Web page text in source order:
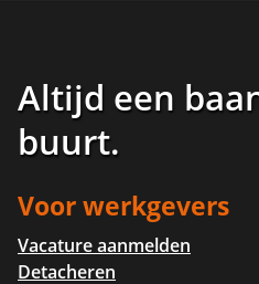
Altijd een
buurt.
Voor werkgevers
Vacature aanmelden
Detacheren